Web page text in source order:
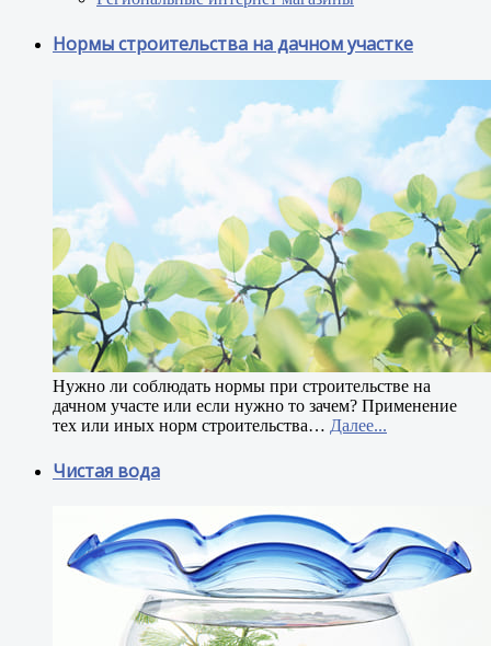
Нормы строительства на дачном участке
Нужно ли соблюдать нормы при строительстве на
дачном участе или если нужно то зачем? Применение
тех или иных норм строительства… Далее...
Чистая вода